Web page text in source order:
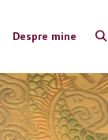
Despre mine